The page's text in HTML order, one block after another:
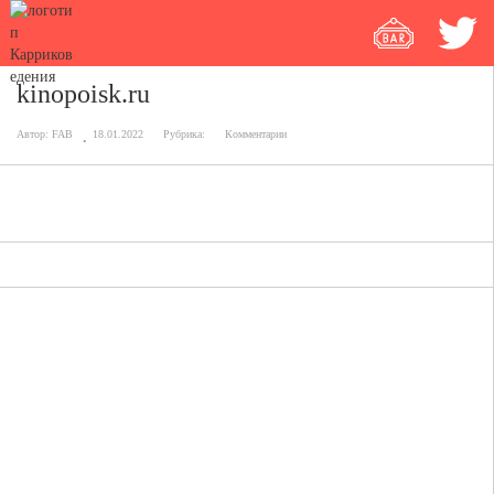
kinopoisk.ru
Автор: FAB 18.01.2022 Рубрика: Комментарии